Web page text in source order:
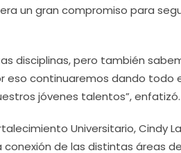
un gran compromiso para
disciplinas, pero también
eso continuaremos dando todo
jóvenes talentos”, enfatizó.
Universitario, Cindy
de las distintas áreas